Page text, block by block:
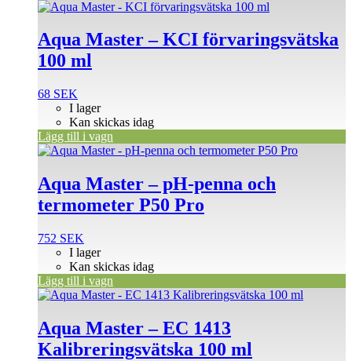
Aqua Master – KCI förvaringsvätska
100 ml
68 SEK
I lager
Kan skickas idag
Lägg till i vagn
Aqua Master – pH-penna och
termometer P50 Pro
752 SEK
I lager
Kan skickas idag
Lägg till i vagn
Aqua Master – EC 1413
Kalibreringsvätska 100 ml